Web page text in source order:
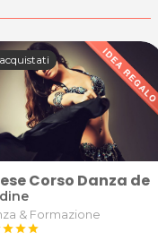
sportivi
Corso Danza
& Formazione
starstarstar